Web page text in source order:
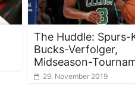
The Huddle: Spurs-
Bucks-Verfolger,
Midseason-
29. November 2019